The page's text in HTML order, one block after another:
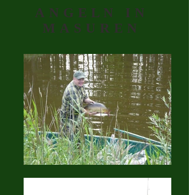
ANGELN IN
MASUREN